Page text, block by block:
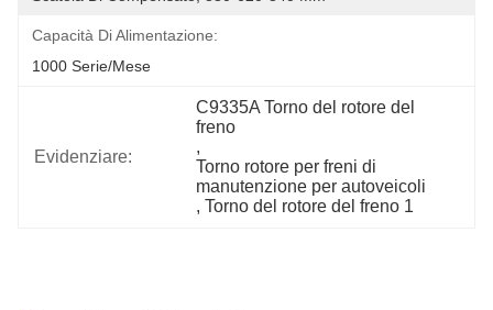
Capacità Di Alimentazione:
1000 Serie/mese
Evidenziare:
C9335A Torno del rotore del
freno
,
Torno rotore per freni di
manutenzione per autoveicoli
, Torno del rotore del freno 1